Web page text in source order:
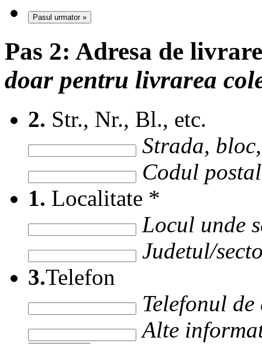
Pasul urmator »
Pas 2: Adresa de
doar pentru livrarea
2. Str., Nr., Bl., etc.
Strada,
Codul
1. Localitate *
Locul unde
Judetul/
3.Telefon
Telefonul
Alte